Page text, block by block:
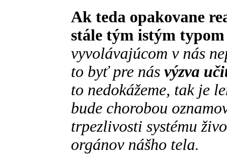
Ak teda opakovane
stále tým istým
vyvolávajúcom v nás
to byť pre nás výzva
to nedokážeme, tak je
bude chorobou
trpezlivosti systému
orgánov nášho tela.